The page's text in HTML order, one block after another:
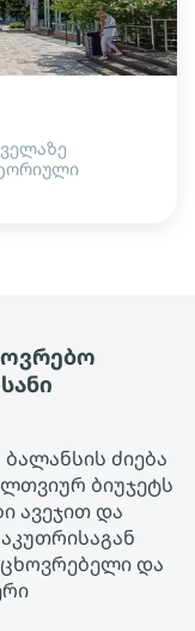
ძიება
ბიუჯეტს
ავეჯით და
და